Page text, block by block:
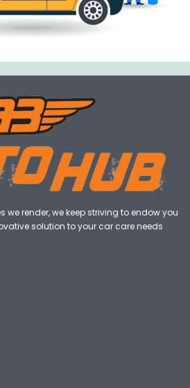
we render, we keep striving to endow you
solution to your car care needs